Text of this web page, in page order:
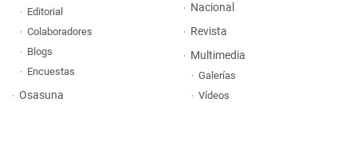
Editorial
Colaboradores
Blogs
Encuestas
Osasuna
Nacional
Revista
Multimedia
Galerías
Vídeos